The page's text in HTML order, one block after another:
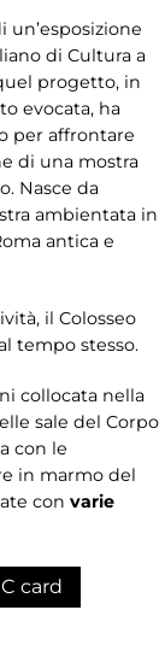
di Cultura a
progetto, in
evocata, ha
per affrontare
di una mostra
Nasce da
ambientata in
antica e
il Colosseo
tempo stesso.
collocata nella
sale del Corpo
con le
in marmo del
con varie
card